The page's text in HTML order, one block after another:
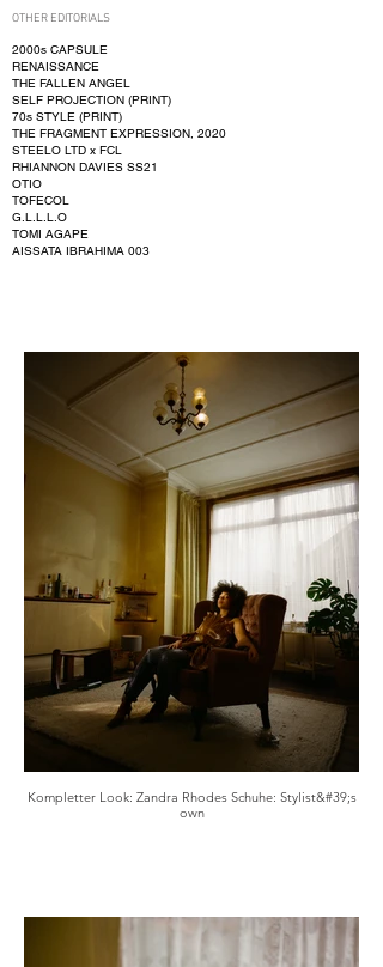
OTHER EDITORIALS
2000s CAPSULE
RENAISSANCE
THE FALLEN ANGEL
SELF PROJECTION (PRINT)
70s STYLE (PRINT)
THE FRAGMENT EXPRESSION, 2020
STEELO LTD x FCL
RHIANNON DAVIES SS21
OTIO
TOFECOL
G.L.L.L.O
TOMI AGAPE
AISSATA IBRAHIMA 003
Kompletter Look: Zandra Rhodes Schuhe: Stylist&#39;s
own